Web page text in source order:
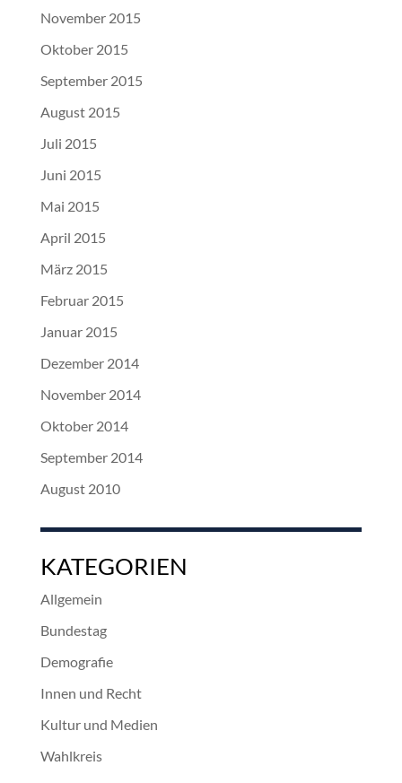
November 2015
Oktober 2015
September 2015
August 2015
Juli 2015
Juni 2015
Mai 2015
April 2015
März 2015
Februar 2015
Januar 2015
Dezember 2014
November 2014
Oktober 2014
September 2014
August 2010
KATEGORIEN
Allgemein
Bundestag
Demografie
Innen und Recht
Kultur und Medien
Wahlkreis